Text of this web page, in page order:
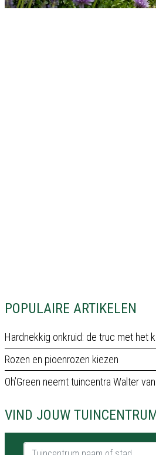
POPULAIRE ARTIKELEN
Hardnekkig onkruid: de truc met het
Rozen en pioenrozen kiezen
Oh’Green neemt tuincentra Walter
VIND JOUW
Tuincentrum naam of stad